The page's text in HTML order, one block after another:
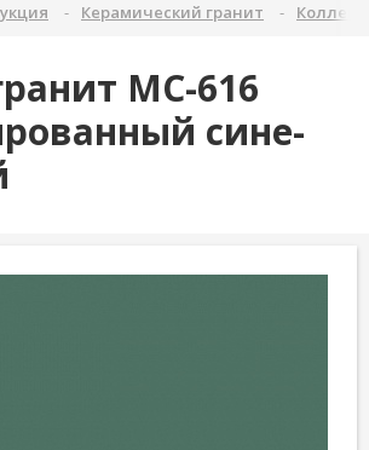
Керамический гранит
MC-616
сине-